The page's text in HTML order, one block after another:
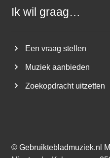
Ik wil graag…
Een vraag stellen
Muziek aanbieden
Zoekopdracht uitzetten
© Gebruiktebladmuziek.nl